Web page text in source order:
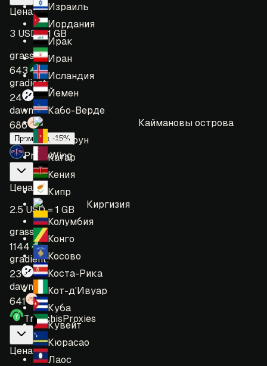
Израиль
Иордания
Ирак
Иран
Исландия
Йемен
Кабо-Верде
Каймановы острова
Камерун
Катар
Кения
Кипр
Киргизия
Колумбия
Конго
Косово
Коста-Рика
Кот-д'Ивуар
Куба
Кувейт
Кюрасао
Лаос
Цена:
3 USD = 1 GB
grass:
643
gradient:
24
dawn:
686
Промокод -15%
ProxyWing
Цена
2.5 USD = 1 GB
grass:
1144
gradient:
23
dawn:
641
TravchisProxies
Цена: